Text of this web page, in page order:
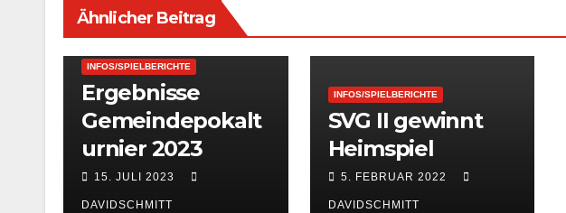
Ähnlicher Beitrag
1. MANNSCHAFT - SPIELBERICHTE
INFOS/SPIELBERICHTE
Ergebnisse
Gemeindepokalt
urnier 2023
15. JULI 2023
DAVIDSCHMITT
INFOS/SPIELBERICHTE
SVG II gewinnt
Heimspiel
5. FEBRUAR 2022
DAVIDSCHMITT